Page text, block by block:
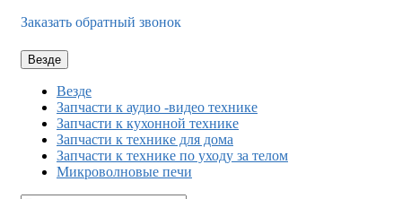
Заказать обратный звонок
Везде
Везде
Запчасти к аудио -видео технике
Запчасти к кухонной технике
Запчасти к технике для дома
Запчасти к технике по уходу за телом
Микроволновые печи